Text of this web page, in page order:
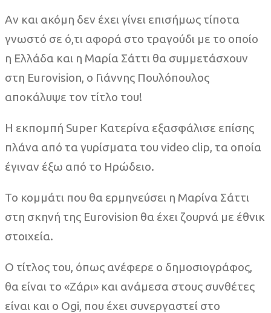
Αν και ακόμη δεν έχει γίνει επισήμως τίποτα
γνωστό σε ό,τι αφορά στο τραγούδι με το οποίο
η Ελλάδα και η Μαρία Σάττι θα συμμετάσχουν
στη Eurovision, ο Γιάννης Πουλόπουλος
αποκάλυψε τον τίτλο του!
Η εκπομπή Super Κατερίνα εξασφάλισε επίσης
πλάνα από τα γυρίσματα του video clip, τα οποία
έγιναν έξω από το Ηρώδειο.
Το κομμάτι που θα ερμηνεύσει η Μαρίνα Σάττι
στη σκηνή της Eurovision θα έχει ζουρνά με έθνικ
στοιχεία.
Ο τίτλος του, όπως ανέφερε ο δημοσιογράφος,
θα είναι το «Ζάρι» και ανάμεσα στους συνθέτες
είναι και ο Ogi, που έχει συνεργαστεί στο